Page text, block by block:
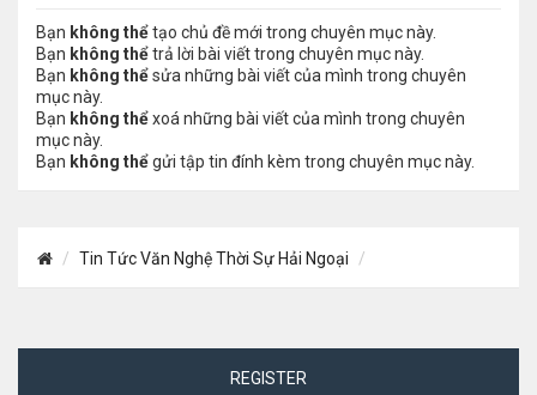
Bạn không thểtạo chủ đề mới trong chuyên mục này.
Bạn không thểtrả lời bài viết trong chuyên mục này.
Bạn không thểsửa những bài viết của mình trong chuyên
mục này.
Bạn không thểxoá những bài viết của mình trong chuyên
mục này.
Bạn không thểgửi tập tin đính kèm trong chuyên mục này.
Tin Tức Văn Nghệ Thời Sự Hải Ngoại
REGISTER